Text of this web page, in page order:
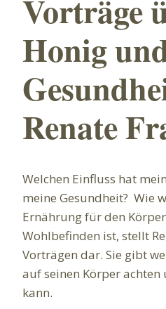
Vorträge
Honig
Renate
Welchen Einfluss hat
meine Gesundheit? Wie
Ernährung für den
Wohlbefinden ist, stellt
Vorträgen dar. Sie gibt
auf seinen Körper
kann.